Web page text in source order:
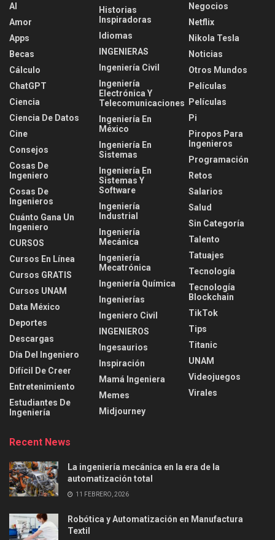
AI
Amor
Apps
Becas
Cálculo
ChatGPT
Ciencia
Ciencia De Datos
Cine
Consejos
Cosas De
Ingeniero
Cosas De
Ingenieros
Cuánto Gana Un
Ingeniero
CURSOS
Cursos En Línea
Cursos GRATIS
Cursos UNAM
Data México
Deportes
Descargas
Día Del Ingeniero
Difícil De Creer
Entretenimiento
Estudiantes De
Ingeniería
Historias
Inspiradoras
Idiomas
INGENIERAS
Ingeniería Civil
Ingeniería
Electrónica Y
Telecomunicaciones
Ingeniería En
México
Ingeniería En
Sistemas
Ingeniería En
Sistemas Y
Software
Ingeniería
Industrial
Ingeniería
Mecánica
Ingeniería
Mecatrónica
Ingeniería Química
Ingenierías
Ingeniero Civil
INGENIEROS
Ingesaurios
Inspiración
Mamá Ingeniera
Memes
Midjourney
Negocios
Netflix
Nikola Tesla
Noticias
Otros Mundos
Películas
Películas
Pi
Piropos Para
Ingenieros
Programación
Retos
Salarios
Salud
Sin Categoría
Talento
Tatuajes
Tecnología
Tecnología
Blockchain
TikTok
Tips
Titanic
UNAM
Videojuegos
Virales
Recent News
La ingeniería mecánica en la era de la
automatización total
11 FEBRERO, 2026
Robótica y Automatización en Manufactura
Textil